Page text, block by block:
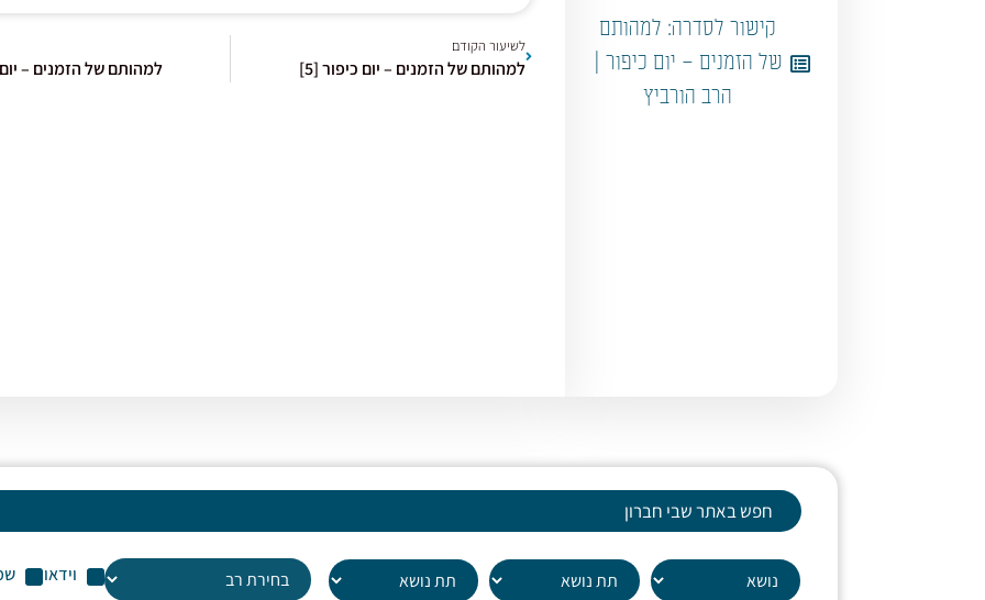
קישור לסדרה: למהותם
של הזמנים – יום כיפור |
הרב הורביץ
לשיעור הקודם
למהותם של הזמנים – יום כיפור [5] למהותם של הזמנים – יום
וידאו